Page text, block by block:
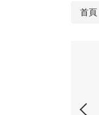
首頁